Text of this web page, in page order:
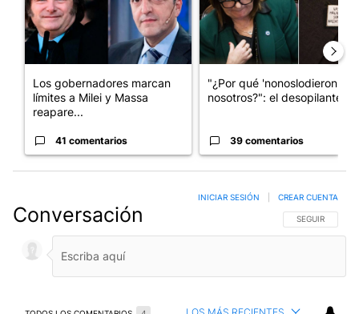
Los gobernadores marcan
límites a Milei y Massa
reapare...
41 comentarios
"¿Por qué 'nonoslodieron' a
nosotros?": el desopilante ...
39 comentarios
Conversación SIGA ESTA
SEGUIR
INICIAR SESIÓN CREAR CUENTA